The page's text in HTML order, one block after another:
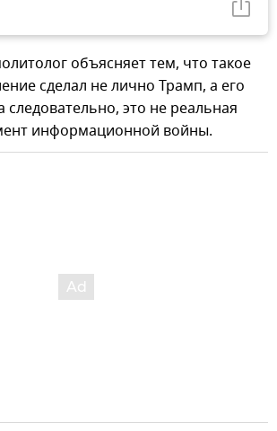
объясняет тем, что такое
сделал не лично Трамп, а его
следовательно, это не реальная
информационной войны.